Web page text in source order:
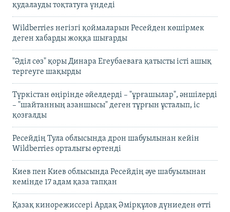
қудалауды тоқтатуға үндеді
Wildberries негізгі қоймаларын Ресейден көшірмек
деген хабарды жоққа шығарды
"Әділ сөз" қоры Динара Егеубаеваға қатысты істі ашық
тергеуге шақырды
Түркістан өңірінде әйелдерді – "ұрғашылар", әншілерді
– "шайтанның азаншысы" деген тұрғын ұсталып, іс
қозғалды
Ресейдің Тула облысында дрон шабуылынан кейін
Wildberries орталығы өртенді
Киев пен Киев облысында Ресейдің әуе шабуылынан
кемінде 17 адам қаза тапқан
Қазақ кинорежиссері Ардақ Әмірқұлов дүниеден өтті